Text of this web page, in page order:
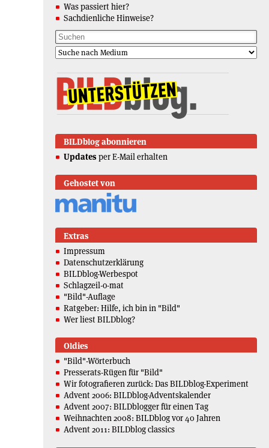
Was passiert hier?
Sachdienliche Hinweise?
BILDblog abonnieren
Updates per E-Mail erhalten
Gehostet von
Extras
Impressum
Datenschutzerklärung
BILDblog-Werbespot
Schlagzeil-o-mat
"Bild"-Auflage
Ratgeber: Hilfe, ich bin in "Bild"
Wer liest BILDblog?
Oldies
"Bild"-Wörterbuch
Presserats-Rügen für "Bild"
Wir fotografieren zurück: Das BILDblog-Experiment
Advent 2006: BILDblog-Adventskalender
Advent 2007: BILDblogger für einen Tag
Weihnachten 2008: BILDblog vor 40 Jahren
Advent 2011: BILDblog classics